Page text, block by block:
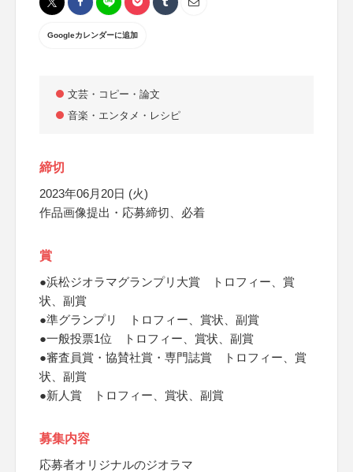
Googleカレンダーに追加
文芸・コピー・論文
音楽・エンタメ・レシピ
締切
2023年06月20日 (火)
作品画像提出・応募締切、必着
賞
●浜松ジオラマグランプリ大賞 トロフィー、賞
状、副賞
●準グランプリ トロフィー、賞状、副賞
●一般投票1位 トロフィー、賞状、副賞
●審査員賞・協賛社賞・専門誌賞 トロフィー、賞
状、副賞
●新人賞 トロフィー、賞状、副賞
募集内容
応募者オリジナルのジオラマ